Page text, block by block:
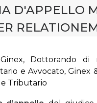
D'APPELLO
Dottorando di
e Avvocato, Ginex
Tributario